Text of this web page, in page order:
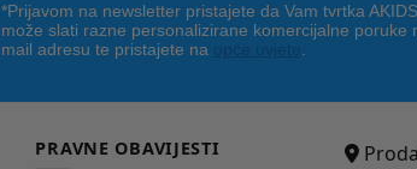
*Prijavom na newsletter pristajete da Vam tvrtka
može slati razne personalizirane komercijalne poruke
mail adresu te pristajete na
.
PRAVNE OBAVIJESTI